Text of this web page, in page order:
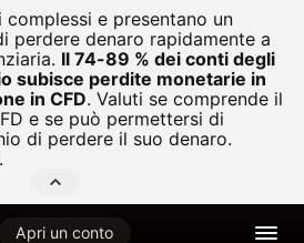
complessi e presentano un
perdere denaro rapidamente a
Il 74-89 % dei conti degli
subisce perdite monetarie in
in CFD. Valuti se comprende il
e se può permettersi di
di perdere il suo denaro.
Apri un conto